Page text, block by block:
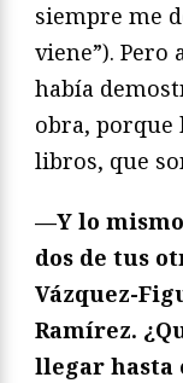
siempre me
viene”). Pero
había
obra, porque
libros, que
—Y lo
dos de tus
Vázquez-
Ramírez.
llegar hasta